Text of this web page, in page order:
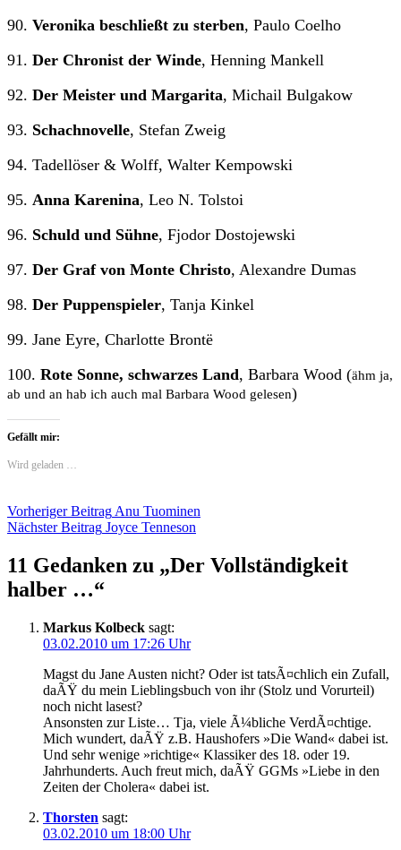
90. Veronika beschließt zu sterben, Paulo Coelho
91. Der Chronist der Winde, Henning Mankell
92. Der Meister und Margarita, Michail Bulgakow
93. Schachnovelle, Stefan Zweig
94. Tadellöser & Wolff, Walter Kempowski
95. Anna Karenina, Leo N. Tolstoi
96. Schuld und Sühne, Fjodor Dostojewski
97. Der Graf von Monte Christo, Alexandre Dumas
98. Der Puppenspieler, Tanja Kinkel
99. Jane Eyre, Charlotte Brontë
100. Rote Sonne, schwarzes Land, Barbara Wood (ähm ja,
ab und an hab ich auch mal Barbara Wood gelesen)
Gefällt mir:
Wird geladen …
Beitragsnavigation
Vorheriger Beitrag Anu Tuominen
Nächster Beitrag Joyce Tenneson
11 Gedanken zu „Der Vollständigkeit
halber …“
Markus Kolbeck sagt:
03.02.2010 um 17:26 Uhr
Magst du Jane Austen nicht? Oder ist tatsÃ¤chlich ein Zufall,
daÃŸ du mein Lieblingsbuch von ihr (Stolz und Vorurteil)
noch nicht lasest?
Ansonsten zur Liste… Tja, viele Ã¼bliche VerdÃ¤chtige.
Mich wundert, daÃŸ z.B. Haushofers »Die Wand« dabei ist.
Und sehr wenige »richtige« Klassiker des 18. oder 19.
Jahrhunderts. Auch freut mich, daÃŸ GGMs »Liebe in den
Zeiten der Cholera« dabei ist.
Thorsten sagt:
03.02.2010 um 18:00 Uhr